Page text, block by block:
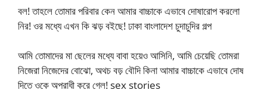
বল! তাহলে তোমার পরিবার কেন আমার বাচ্চাকে এভাবে দোষারোপ করলো
নির! ওর মধ্যে এখন কি ঝড় বইছে! ঢাকা বাংলাদেশ চুদাচুদির গল্প
আমি তোমাদের মা ছেলের মধ্যে বাবা হয়েও আসিনি, আমি চেয়েছি তোমরা
নিজেরা নিজেদের বোঝো, অথচ বড় বৌদি কিনা আমার বাচ্চাকে এভাবে দোষ
দিতে ওকে অপরাধী করে গেল! sex stories